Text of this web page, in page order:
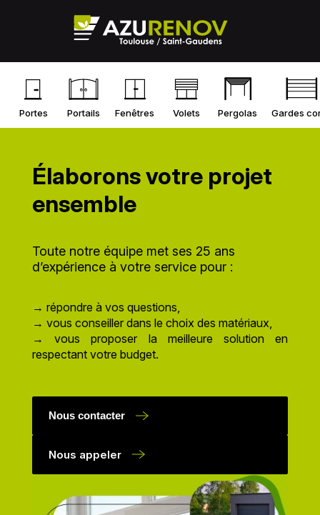
Portes Portails Fenêtres Volets Pergolas Gardes
Élaborons votre projet
ensemble
Toute notre équipe met ses 25 ans
d’expérience à votre service pour :
→ répondre à vos questions,
→ vous conseiller dans le choix des matériaux,
→ vous proposer la meilleure solution en
respectant votre budget.
Nous contacter
Nous appeler